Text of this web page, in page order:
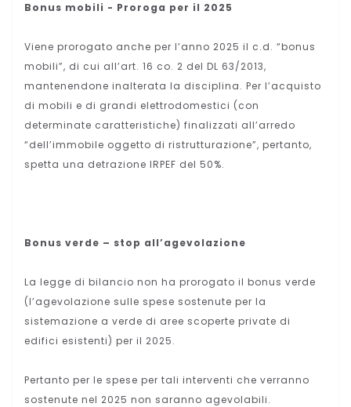
Bonus mobili - Proroga per il 2025
Viene prorogato anche per l’anno 2025 il c.d. “bonus
mobili”, di cui all’art. 16 co. 2 del DL 63/2013,
mantenendone inalterata la disciplina. Per l’acquisto
di mobili e di grandi elettrodomestici (con
determinate caratteristiche) finalizzati all’arredo
“dell’immobile oggetto di ristrutturazione”, pertanto,
spetta una detrazione IRPEF del 50%.
Bonus verde – stop all’agevolazione
La legge di bilancio non ha prorogato il bonus verde
(l’agevolazione sulle spese sostenute per la
sistemazione a verde di aree scoperte private di
edifici esistenti) per il 2025.
Pertanto per le spese per tali interventi che verranno
sostenute nel 2025 non saranno agevolabili.